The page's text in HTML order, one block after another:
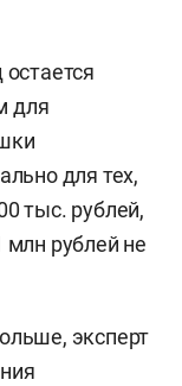
для
для тех,
тыс. рублей,
млн рублей не
эксперт